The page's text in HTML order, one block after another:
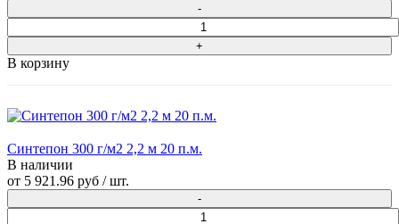
В корзину
Синтепон 300 г/м2 2,2 м 20 п.м.
В наличии
от 5 921.96 руб / шт.